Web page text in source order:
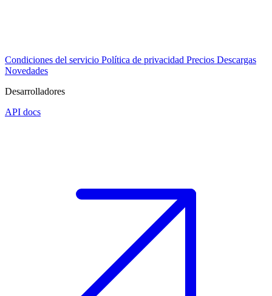
Condiciones del servicio Política de privacidad Precios Descargas
Novedades
Desarrolladores
API docs